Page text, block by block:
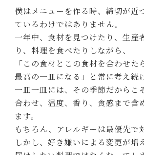
僕はメニューを作る時、締切が近
ているわけではありません。
一年中、食材を見つけたり、生産
り、料理を食べたりしながら、
「この食材とこの食材を合わせた
最高の一皿になる」と常に考え続
一皿一皿には、その季節だからこ
合わせ、温度、香り、食感まで含
ます。
もちろん、アレルギーは最優先で
しかし、好き嫌いによる変更が増